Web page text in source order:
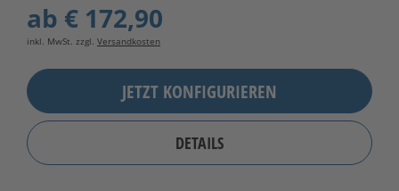
ab € 172,90
inkl. MwSt. zzgl. Versandkosten
JETZT KONFIGURIEREN
DETAILS